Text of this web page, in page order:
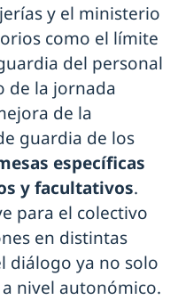
y el ministerio
como el límite
del personal
de la jornada
de la
guardia de los
específicas
y facultativos.
para el colectivo
en distintas
diálogo ya no solo
nivel autonómico.